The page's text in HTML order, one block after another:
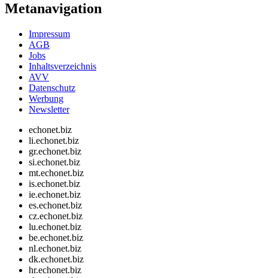
Metanavigation
Impressum
AGB
Jobs
Inhaltsverzeichnis
AVV
Datenschutz
Werbung
Newsletter
echonet.biz
li.echonet.biz
gr.echonet.biz
si.echonet.biz
mt.echonet.biz
is.echonet.biz
ie.echonet.biz
es.echonet.biz
cz.echonet.biz
lu.echonet.biz
be.echonet.biz
nl.echonet.biz
dk.echonet.biz
hr.echonet.biz